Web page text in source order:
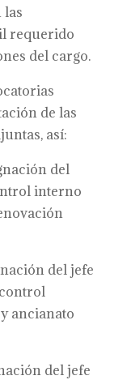
las
requerido
del cargo.
de las
así:
del
interno
del jefe
ancianato
del jefe